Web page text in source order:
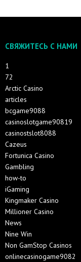
СВЯЖИТЕСЬ С НАМИ
1
72
Arctic Casino
articles
bcgame9088
casinoslotgame90819
casinostslot8088
Cazeus
Fortunica Casino
Gambling
how-to
iGaming
Kingmaker Casino
Millioner Casino
News
Nine Win
Non GamStop Casinos
onlinecasinogame9082